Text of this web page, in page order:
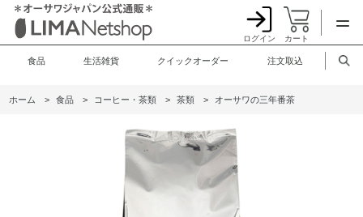
ログイン カート
食品 生活雑貨 クイックオーダー 注文取込
ホーム > 食品 > コーヒー・茶類 > 茶類 > オーサワの三年番茶